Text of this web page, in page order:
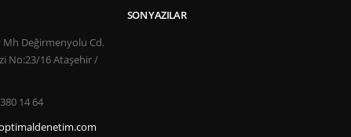
Mh Değirmenyolu Cd.
No:23/16 Ataşehir /
14 64
SON YAZILAR